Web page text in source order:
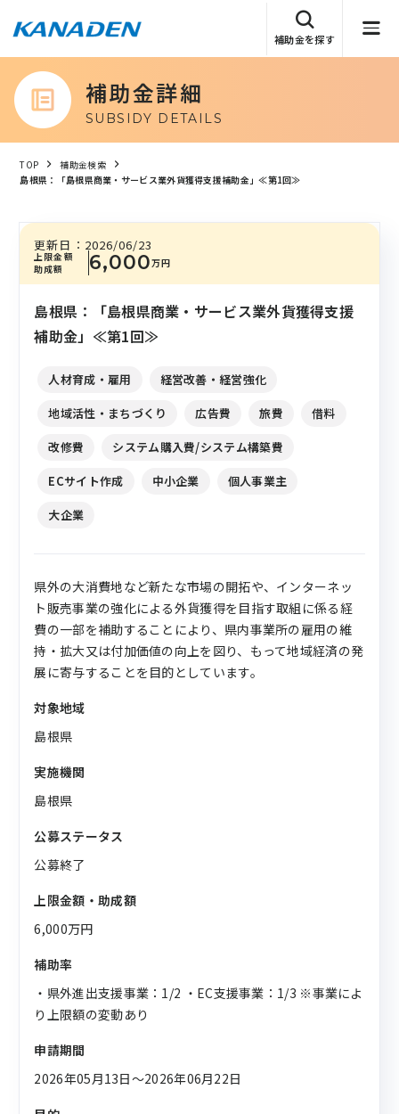
補助金を探す
補助金詳細
SUBSIDY DETAILS
TOP
補助金検索
島根県：「島根県商業・サービス業外貨獲得支援補助金」≪第1回≫
上限金額
助成額
6,000万円
更新日： 2026/06/23
島根県：「島根県商業・サービス業外貨獲得支援
補助金」≪第1回≫
人材育成・雇用
経営改善・経営強化
地域活性・まちづくり
広告費 旅費
借料
改修費
システム購入費/システム構築費
ECサイト作成
中小企業
個人事業主
大企業
県外の大消費地など新たな市場の開拓や、インターネッ
ト販売事業の強化による外貨獲得を目指す取組に係る経
費の一部を補助することにより、県内事業所の雇用の維
持・拡大又は付加価値の向上を図り、もって地域経済の発
展に寄与することを目的としています。
対象地域
島根県
実施機関
島根県
公募ステータス
公募終了
上限金額・助成額
6,000万円
補助率
・県外進出支援事業：1/2 ・EC支援事業：1/3 ※事業によ
り上限額の変動あり
申請期間
2026年05月13日〜2026年06月22日